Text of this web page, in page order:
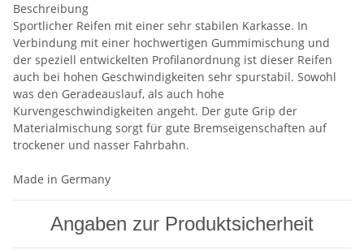
Beschreibung
Sportlicher Reifen mit einer sehr stabilen Karkasse. In
Verbindung mit einer hochwertigen Gummimischung und
der speziell entwickelten Profilanordnung ist dieser Reifen
auch bei hohen Geschwindigkeiten sehr spurstabil. Sowohl
was den Geradeauslauf, als auch hohe
Kurvengeschwindigkeiten angeht. Der gute Grip der
Materialmischung sorgt für gute Bremseigenschaften auf
trockener und nasser Fahrbahn.
Made in Germany
Angaben zur Produktsicherheit